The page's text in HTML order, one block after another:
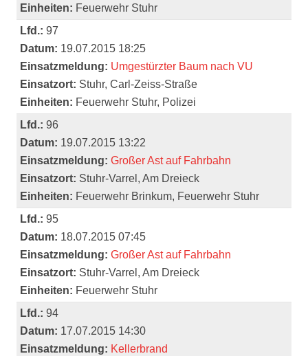
Einheiten: Feuerwehr Stuhr
Lfd.: 97
Datum: 19.07.2015 18:25
Einsatzmeldung: Umgestürzter Baum nach VU
Einsatzort: Stuhr, Carl-Zeiss-Straße
Einheiten: Feuerwehr Stuhr, Polizei
Lfd.: 96
Datum: 19.07.2015 13:22
Einsatzmeldung: Großer Ast auf Fahrbahn
Einsatzort: Stuhr-Varrel, Am Dreieck
Einheiten: Feuerwehr Brinkum, Feuerwehr Stuhr
Lfd.: 95
Datum: 18.07.2015 07:45
Einsatzmeldung: Großer Ast auf Fahrbahn
Einsatzort: Stuhr-Varrel, Am Dreieck
Einheiten: Feuerwehr Stuhr
Lfd.: 94
Datum: 17.07.2015 14:30
Einsatzmeldung: Kellerbrand